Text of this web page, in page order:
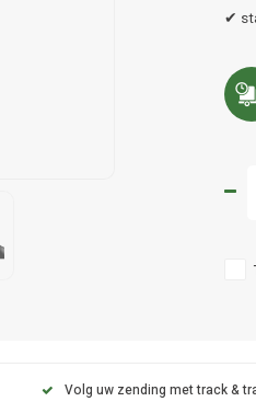
✔
Volg uw zending met track &